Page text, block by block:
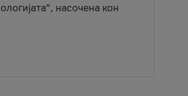
насочена кон